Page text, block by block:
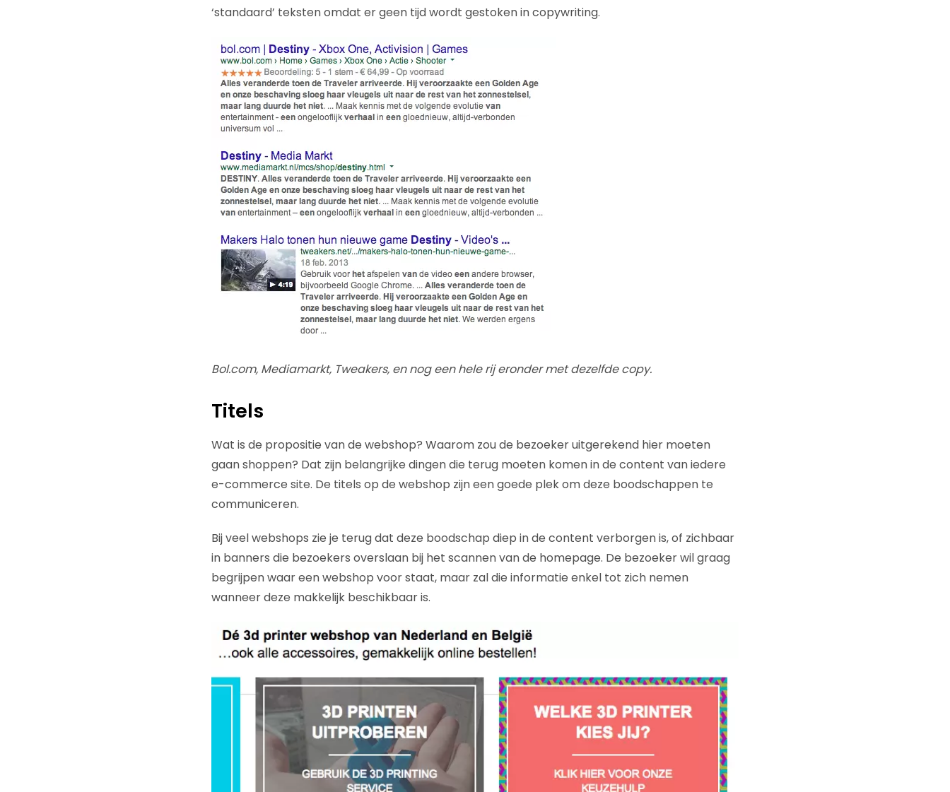
‘standaard’ teksten omdat er geen tijd wordt gestoken in copywriting.
Bol.com, Mediamarkt, Tweakers, en nog een hele rij eronder met dezelfde copy.
Titels
Wat is de propositie van de webshop? Waarom zou de bezoeker uitgerekend hier moeten
gaan shoppen? Dat zijn belangrijke dingen die terug moeten komen in de content van iedere
e-commerce site. De titels op de webshop zijn een goede plek om deze boodschappen te
communiceren.
Bij veel webshops zie je terug dat deze boodschap diep in de content verborgen is, of zichbaar
in banners die bezoekers overslaan bij het scannen van de homepage. De bezoeker wil graag
begrijpen waar een webshop voor staat, maar zal die informatie enkel tot zich nemen
wanneer deze makkelijk beschikbaar is.